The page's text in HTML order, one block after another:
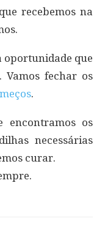
recebemos na
oportunidade que
fechar os
.
encontramos os
necessárias
curar.